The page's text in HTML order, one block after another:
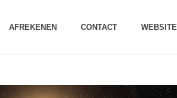
AFREKENEN CONTACT WEBSITE